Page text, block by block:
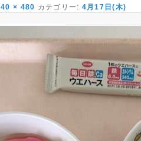
× 480 カテゴリー: 4月17日(木)